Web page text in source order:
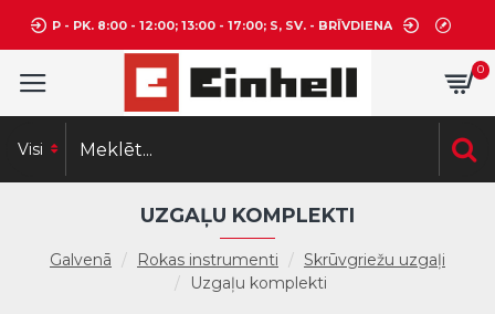
P - PK. 8:00 - 12:00; 13:00 - 17:00; S, SV. - BRĪVDIENA
0
Visi
Galvenā Rokas instrumenti
Skrūvgriežu uzgaļi
Uzgaļu komplekti
UZGAĻU KOMPLEKTI